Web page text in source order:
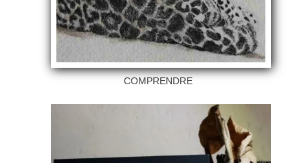
COMPRENDRE